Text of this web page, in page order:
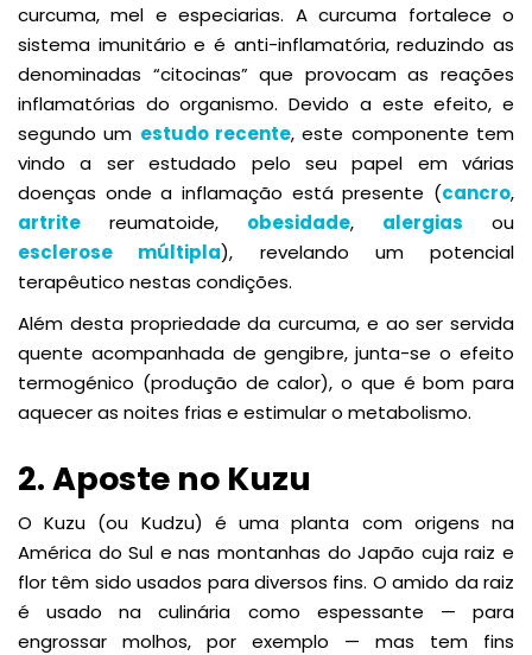
curcuma, mel e especiarias. A curcuma fortalece o
sistema imunitário e é anti-inflamatória, reduzindo as
denominadas “citocinas” que provocam as reações
inflamatórias do organismo. Devido a este efeito, e
segundo um estudo recente, este componente tem
vindo a ser estudado pelo seu papel em várias
doenças onde a inflamação está presente (cancro,
artrite reumatoide, obesidade, alergias ou
esclerose múltipla), revelando um potencial
terapêutico nestas condições.
Além desta propriedade da curcuma, e ao ser servida
quente acompanhada de gengibre, junta-se o efeito
termogénico (produção de calor), o que é bom para
aquecer as noites frias e estimular o metabolismo.
2. Aposte no Kuzu
O Kuzu (ou Kudzu) é uma planta com origens na
América do Sul e nas montanhas do Japão cuja raiz e
flor têm sido usados para diversos fins. O amido da raiz
é usado na culinária como espessante — para
engrossar molhos, por exemplo — mas tem fins